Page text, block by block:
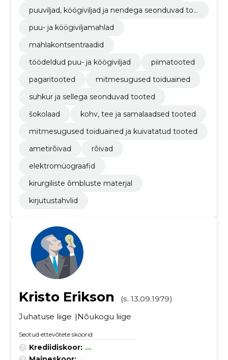
puuviljad, köögiviljad ja nendega seonduvad too
puu- ja köögiviljamahlad
mahlakontsentraadid
töödeldud puu- ja köögiviljad
piimatooted
pagaritooted
mitmesugused toiduained
suhkur ja sellega seonduvad tooted
šokolaad
kohv, tee ja samalaadsed tooted
mitmesugused toiduained ja kuivatatud tooted
ametirõivad
rõivad
elektromüograafid
kirurgiliste õmbluste materjal
kirjutustahvlid
Kristo Erikson
(s. 13.09.1979)
Juhatuse liige
Nõukogu liige
Seotud ettevõtete skoorid
Krediidiskoor: ...